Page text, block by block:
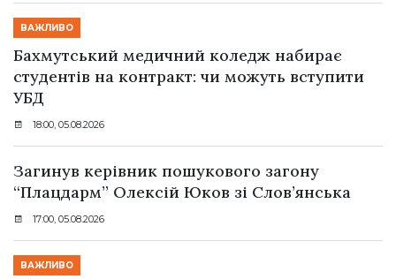
ВАЖЛИВО
Бахмутський медичний коледж набирає
студентів на контракт: чи можуть вступити
УБД
18:00, 05.08.2026
Загинув керівник пошукового загону
“Плацдарм” Олексій Юков зі Слов’янська
17:00, 05.08.2026
ВАЖЛИВО